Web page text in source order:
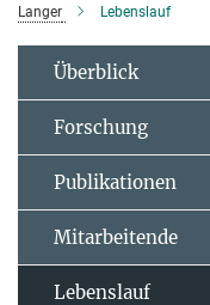
Langer Lebenslauf
Überblick
Forschung
Publikationen
Mitarbeitende
Lebenslauf